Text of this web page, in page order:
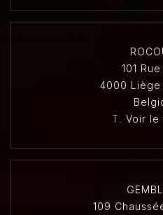
101 Rue
4000
T. Voir le
109